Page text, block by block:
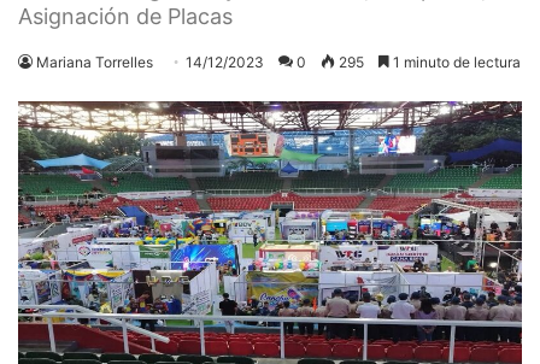
Asignación de Placas
Mariana Torrelles 14/12/2023 0 295 1 minuto de lectura